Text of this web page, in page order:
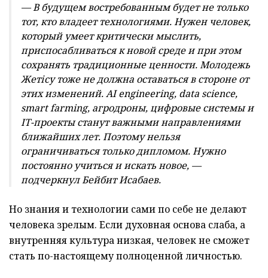
— В будущем востребованным будет не только
тот, кто владеет технологиями. Нужен человек,
который умеет критически мыслить,
приспосабливаться к новой среде и при этом
сохранять традиционные ценности. Молодежь
Жетісу тоже не должна оставаться в стороне от
этих изменений. AI engineering, data science,
smart farming, агродроны, цифровые системы и
IT-проекты станут важными направлениями
ближайших лет. Поэтому нельзя
ограничиваться только дипломом. Нужно
постоянно учиться и искать новое, —
подчеркнул Бейбит Исабаев.
Но знания и технологии сами по себе не делают
человека зрелым. Если духовная основа слаба, а
внутренняя культура низкая, человек не сможет
стать по-настоящему полноценной личностью.